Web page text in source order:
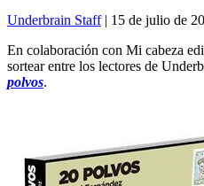
Underbrain Staff| 15 de julio de
En colaboración con Mi cabeza
sortear entre los lectores de
polvos.